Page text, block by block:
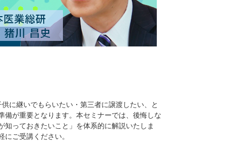
継いでもらいたい・第三者に譲渡したい、と
が重要となります。本セミナーでは、後悔しな
っておきたいこと」を体系的に解説いたしま
ご受講ください。